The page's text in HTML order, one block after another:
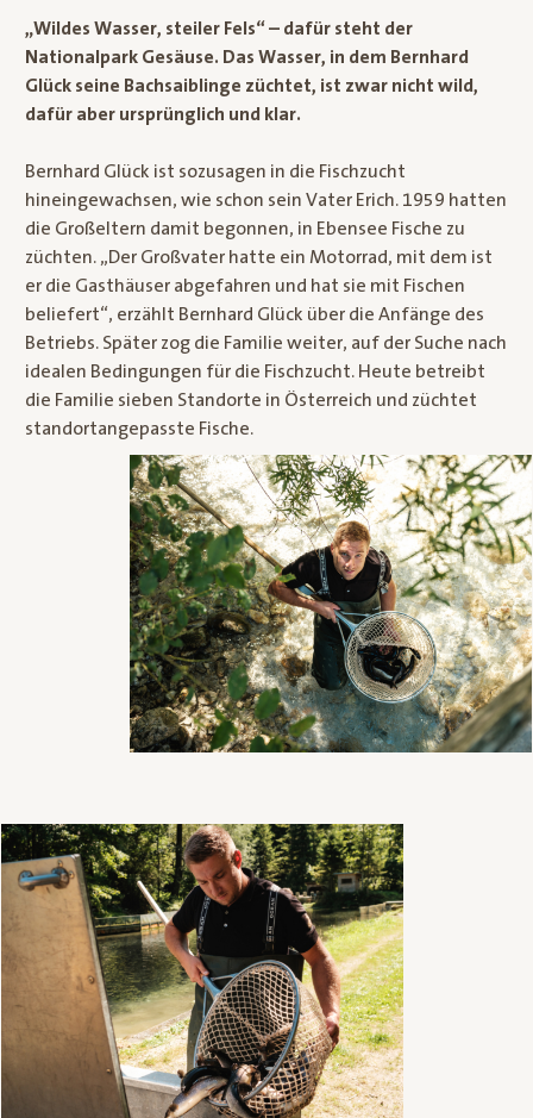
„Wildes Wasser, steiler Fels“ – dafür steht der
Nationalpark Gesäuse. Das Wasser, in dem Bernhard
Glück seine Bachsaiblinge züchtet, ist zwar nicht wild,
dafür aber ursprünglich und klar.
Bernhard Glück ist sozusagen in die Fischzucht
hineingewachsen, wie schon sein Vater Erich. 1959 hatten
die Großeltern damit begonnen, in Ebensee Fische zu
züchten. „Der Großvater hatte ein Motorrad, mit dem ist
er die Gasthäuser abgefahren und hat sie mit Fischen
beliefert“, erzählt Bernhard Glück über die Anfänge des
Betriebs. Später zog die Familie weiter, auf der Suche nach
idealen Bedingungen für die Fischzucht. Heute betreibt
die Familie sieben Standorte in Österreich und züchtet
standortangepasste Fische.